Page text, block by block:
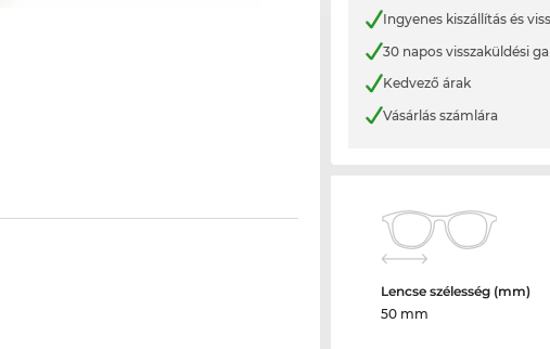
Ingyenes kiszállítás és
30 napos visszaküldési
Kedvező árak
Vásárlás számlára
Lencse szélesség (mm)
50 mm